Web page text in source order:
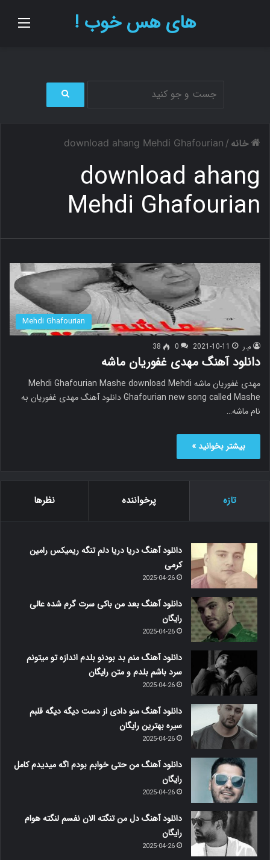
های هس خوب !
ج
ج
خانه /
download ahang Mehdi Ghafourian
download ahang
Mehdi Ghafourian
Mehdi Ghafourian
م.ر 2021-10-11
0
38
دانلود آهنگ مهدی غفوریان ماشه
مهدی غفوریان ماشه Mehdi Ghafourian Mashe download Mehdi
Ghafourian new song called Mashe دانلود آهنگ مهدی غفوریان به
نام ماشه…
بیشتر بخوانید »
تازه پرخواننده نظرها
دانلود آهنگ دریا دریا دلم تنگه ریمیکس رامین
کرمی
2025-04-26
دانلود آهنگ بعد من باکی سرت گرم شده عالی
رایگان
2025-04-26
دانلود آهنگ منم بد بودنو بلدم اندازه تو میتونم
سرد باشم بلدم و متن رایگان
2025-04-26
دانلود آهنگ منو دادی از دست دیگه دیگه قلبم
سیره بهترین رایگان
2025-04-26
دانلود آهنگ من حتی خوابم بودم اگه میدیدم کامل
رایگان
2025-04-26
دانلود آهنگ دل من تنگته الان نفسم لنگته هوام
رایگان
2025-04-26